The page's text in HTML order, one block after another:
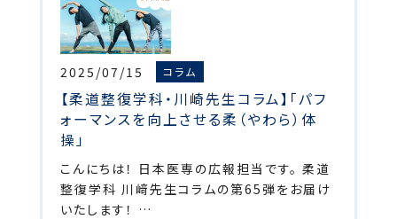
2025/07/15 コラム
【柔道整復学科・川崎先生コラム】「パフ
ォーマンスを向上させる柔（やわら）体
操」
こんにちは！ 日本医専の広報担当です。 柔道
整復学科 川﨑先生コラムの第65弾をお届け
いたします！ …